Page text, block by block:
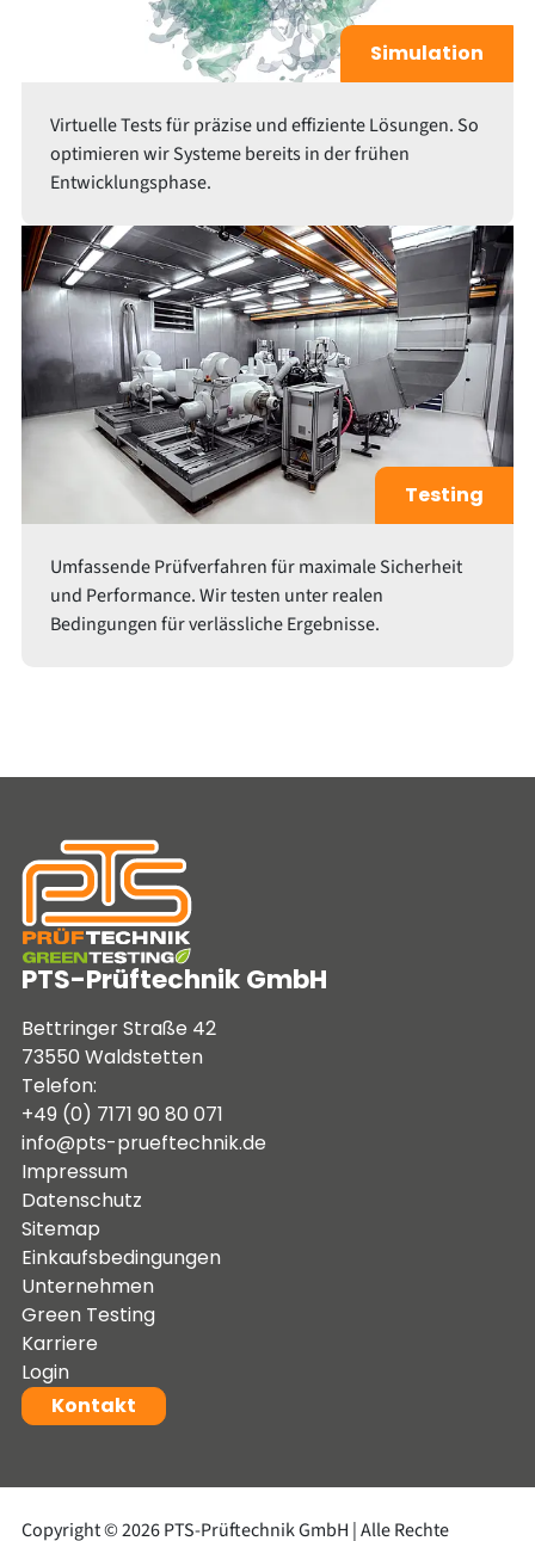
Simulation
Virtuelle Tests für präzise und effiziente Lösungen. So
optimieren wir Systeme bereits in der frühen
Entwicklungsphase.
Testing
Umfassende Prüfverfahren für maximale Sicherheit
und Performance. Wir testen unter realen
Bedingungen für verlässliche Ergebnisse.
PTS-Prüftechnik GmbH
Bettringer Straße 42
73550 Waldstetten
Telefon:
+49 (0) 7171 90 80 071
info@pts-prueftechnik.de
Impressum
Datenschutz
Sitemap
Einkaufsbedingungen
Unternehmen
Green Testing
Karriere
Login
Kontakt
Copyright © 2026 PTS-Prüftechnik GmbH | Alle Rechte